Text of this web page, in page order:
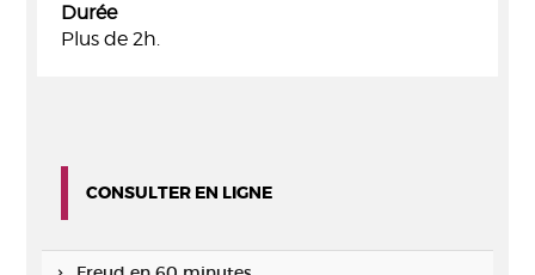
Durée
Plus de 2h.
CONSULTER EN LIGNE